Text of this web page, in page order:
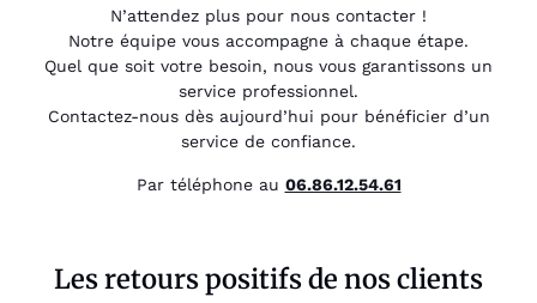
N’attendez plus pour nous contacter !
Notre équipe vous accompagne à chaque étape.
Quel que soit votre besoin, nous vous garantissons un
service professionnel.
Contactez-nous dès aujourd’hui pour bénéficier d’un
service de confiance.
Par téléphone au 06.86.12.54.61
Les retours positifs de nos clients